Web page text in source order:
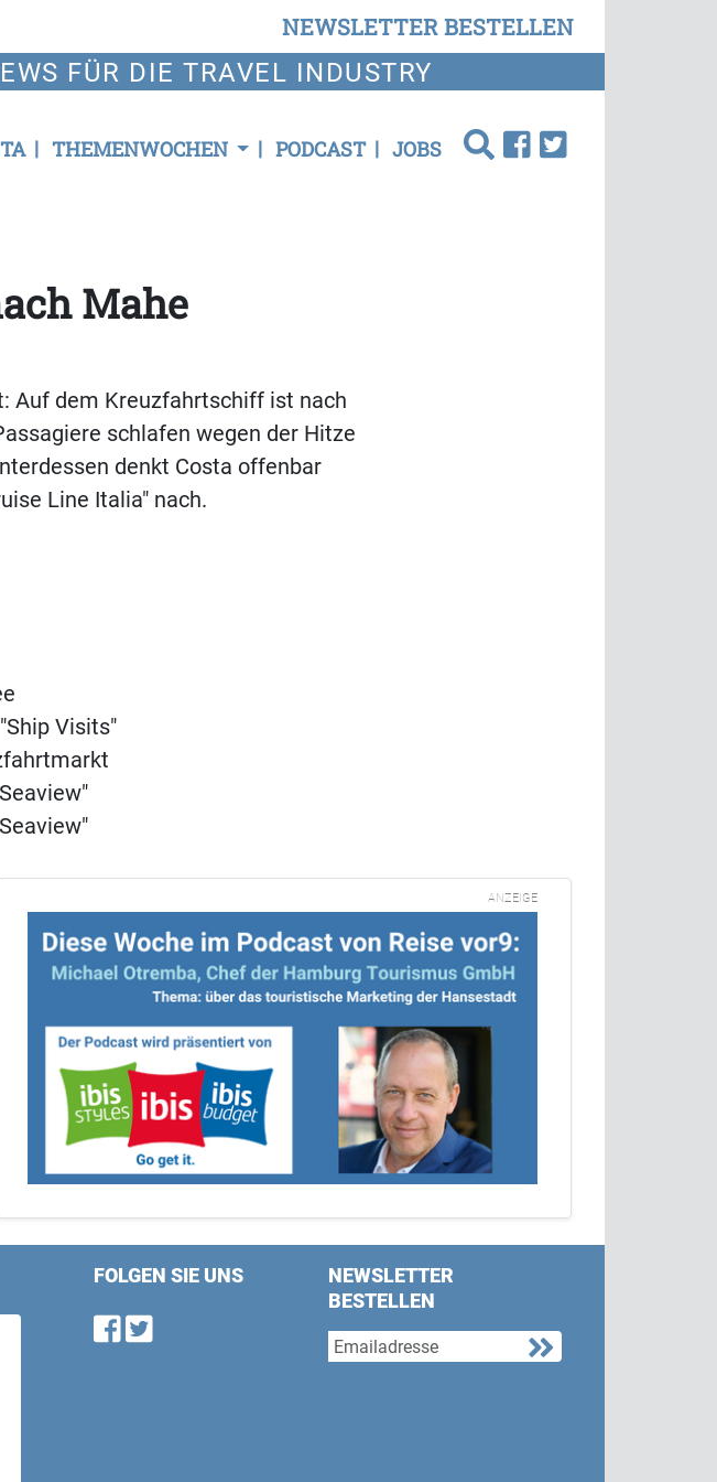
NEWSLETTER BESTELLEN
FÜR DIE TRAVEL INDUSTRY
THEMENWOCHEN PODCAST JOBS
Mahe
Auf dem Kreuzfahrtschiff ist nach
schlafen wegen der Hitze
denkt Costa offenbar
Line Italia" nach.
Visits"
ANZEIGE
FOLGEN SIE UNS
Find us on Facebook
Follow us on Twitter
NEWSLETTER
BESTELLEN